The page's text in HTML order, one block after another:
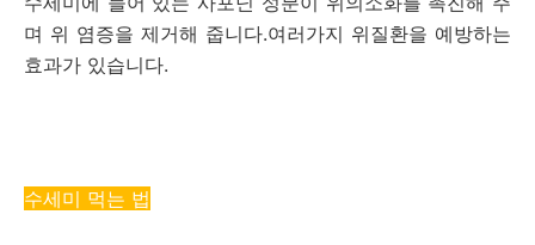
며 위 염증을 제거해 줍니다.여러가지 위질환을 예방하는
효과가 있습니다.
수세미 먹는 법